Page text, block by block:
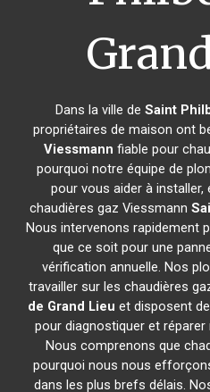
Dans la ville de Saint
propriétaires de maison ont
Viessmann fiable pour
pourquoi notre équipe de
pour vous aider à
chaudières gaz Viessmann
Nous intervenons rapidement
que ce soit pour une
vérification annuelle. Nos
travailler sur les chaudières
de Grand Lieu et disposent
pour diagnostiquer et
Nous comprenons que
pourquoi nous nous
dans les plus brefs délais.